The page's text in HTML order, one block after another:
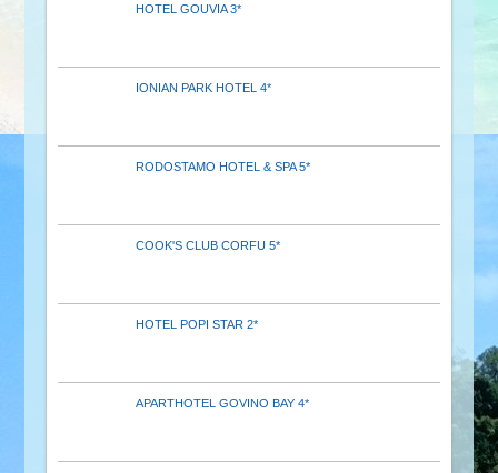
HOTEL GOUVIA 3*
IONIAN PARK HOTEL 4*
RODOSTAMO HOTEL & SPA 5*
COOK'S CLUB CORFU 5*
HOTEL POPI STAR 2*
APARTHOTEL GOVINO BAY 4*